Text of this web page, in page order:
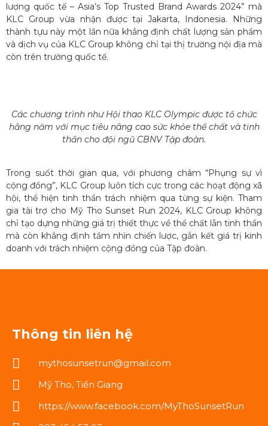
lượng quốc tế – Asia’s Top Trusted Brand Awards 2024” mà
KLC Group vừa nhận được tại Jakarta, Indonesia. Những
thành tựu này một lần nữa khẳng định chất lượng sản phẩm
và dịch vụ của KLC Group không chỉ tại thị trường nội địa mà
còn trên trường quốc tế.
Các chương trình như Hội thao KLC Olympic được tổ chức
hằng năm với mục tiêu nâng cao sức khỏe thể chất và tinh
thần cho đội ngũ CBNV Tập đoàn.
Trong suốt thời gian qua, với phương châm “Phụng sự vì
cộng đồng”, KLC Group luôn tích cực trong các hoạt động xã
hội, thể hiện tinh thần trách nhiệm qua từng sự kiện. Tham
gia tài trợ cho Mỹ Tho Sunset Run 2024, KLC Group không
chỉ tạo dựng những giá trị thiết thực về thể chất lẫn tinh thần
mà còn khẳng định tầm nhìn chiến lược, gắn kết giá trị kinh
doanh với trách nhiệm cộng đồng của Tập đoàn.
Thông tin liên hệ
mythosunsetrun@gmail.com
Mỹ Tho, Tiền Giang
https://www.facebook.com/MyThoSunsetRun